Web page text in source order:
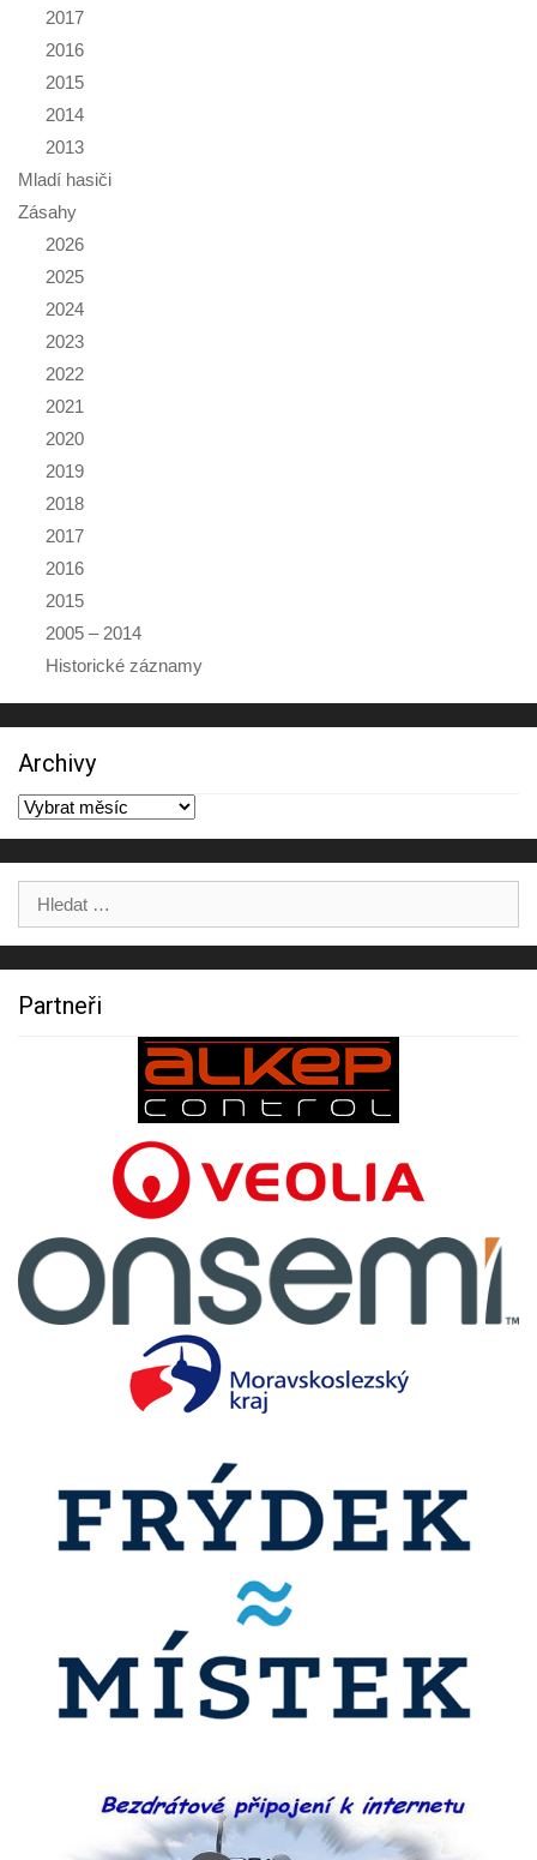
2017
2016
2015
2014
2013
Mladí hasiči
Zásahy
2026
2025
2024
2023
2022
2021
2020
2019
2018
2017
2016
2015
2005 – 2014
Historické záznamy
Archivy
Archivy
Partneři